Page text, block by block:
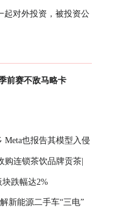
起对外投资，被投资公
前赛不敌马略卡
Meta也报告其模型入侵
购连锁茶饮品牌贡茶|
跌幅达2%
新能源二手车“三电”